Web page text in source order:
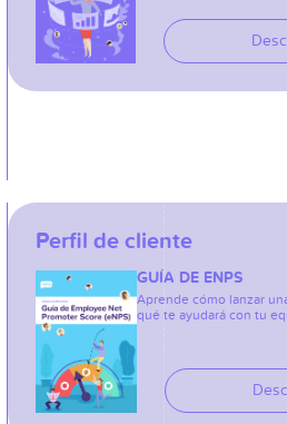
Perfil de cliente
GUÍA DE ENPS
Aprende cómo lanzar
qué te ayudará con tu